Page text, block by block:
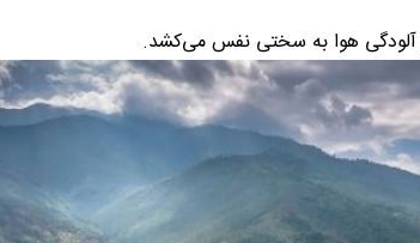
آلودگی هوا به سختی نفس می‌کشد.